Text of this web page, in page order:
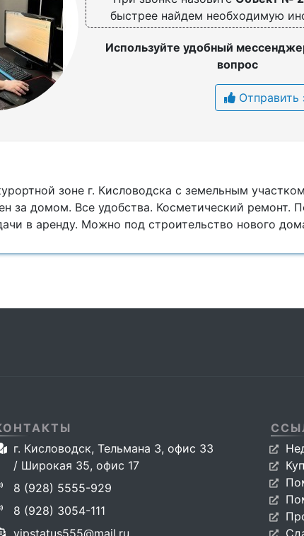
быстрее найдем необходимую
Используйте удобный
вопрос
Отправить
зоне г. Кисловодска с земельным
за домом. Все удобства. Косметический ремонт.
в аренду. Можно под строительство нового
г. Кисловодск, Тельмана 3, офис 33
/ Широкая 35, офис 17
8 (928) 5555-929
8 (928) 3054-111
vipstatus555@mail.ru